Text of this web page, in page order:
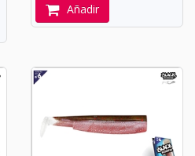
Añadir